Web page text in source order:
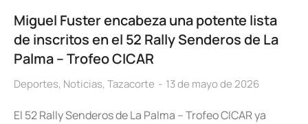
Miguel Fuster encabeza una potente lista
de inscritos en el 52 Rally Senderos de La
Palma – Trofeo CICAR
Deportes, Noticias, Tazacorte 13 de mayo de 2026
El 52 Rally Senderos de La Palma – Trofeo CICAR ya